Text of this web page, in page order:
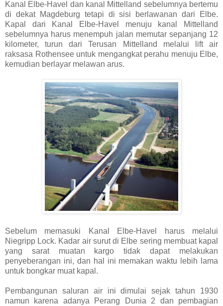
Kanal Elbe-Havel dan kanal Mittelland sebelumnya bertemu
di dekat Magdeburg tetapi di sisi berlawanan dari Elbe.
Kapal dari Kanal Elbe-Havel menuju kanal Mittelland
sebelumnya harus menempuh jalan memutar sepanjang 12
kilometer, turun dari Terusan Mittelland melalui lift air
raksasa Rothensee untuk mengangkat perahu menuju Elbe,
kemudian berlayar melawan arus.
Sebelum memasuki Kanal Elbe-Havel harus melalui
Niegripp Lock. Kadar air surut di Elbe sering membuat kapal
yang sarat muatan kargo tidak dapat melakukan
penyeberangan ini, dan hal ini memakan waktu lebih lama
untuk bongkar muat kapal.
Pembangunan saluran air ini dimulai sejak tahun 1930
namun karena adanya Perang Dunia 2 dan pembagian